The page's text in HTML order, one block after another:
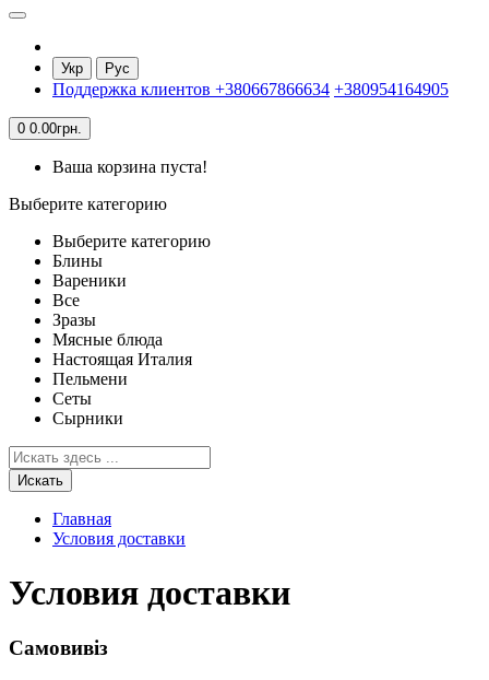
Укр Рус
Поддержка клиентов +380667866634 +380954164905
0 0.00грн.
Ваша корзина пуста!
Выберите категорию
Выберите категорию
Блины
Вареники
Все
Зразы
Мясные блюда
Настоящая Италия
Пельмени
Сеты
Сырники
Искать
Главная
Условия доставки
Условия доставки
Самовивіз